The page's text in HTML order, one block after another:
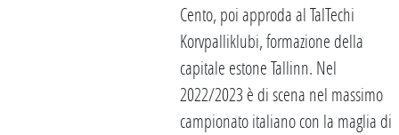
Cento, poi approda al TalTechi
Korvpalliklubi, formazione della
capitale estone Tallinn. Nel
2022/2023 è di scena nel massimo
campionato italiano con la maglia di